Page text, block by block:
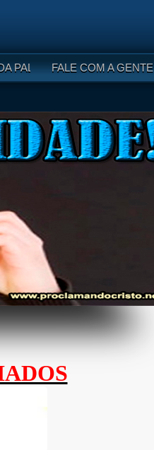
PALAVRA DE DEUS - II
FALE COM A GENTE